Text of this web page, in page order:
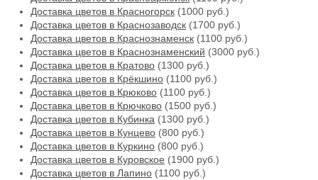
Доставка цветов в Красногорск (1000 руб.)
Доставка цветов в Краснозаводск (1700 руб.)
Доставка цветов в Краснознаменск (1100 руб.)
Доставка цветов в Краснознаменский (3000 руб.)
Доставка цветов в Кратово (1300 руб.)
Доставка цветов в Крёкшино (1100 руб.)
Доставка цветов в Крюково (1100 руб.)
Доставка цветов в Крючково (1500 руб.)
Доставка цветов в Кубинка (1300 руб.)
Доставка цветов в Кунцево (800 руб.)
Доставка цветов в Куркино (800 руб.)
Доставка цветов в Куровское (1900 руб.)
Доставка цветов в Лапино (1100 руб.)